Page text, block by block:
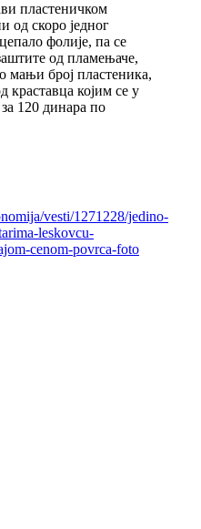
пластеничком
од скоро једног
фолије, па се
од пламењаче,
мањи број пластеника,
краставца којим се у
120 динара по
vesti/1271228/jedino-
leskovcu-
cenom-povrca-foto